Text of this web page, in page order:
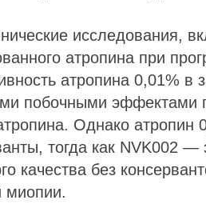
исследования,
атропина при
атропина 0,01% в
побочными эффектами
Однако
тогда как NVK002
качества без
миопии.